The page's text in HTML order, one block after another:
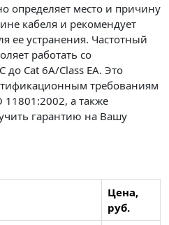
определяет место и причину
кабеля и рекомендует
ее устранения. Частотный
работать со
до Cat 6A/Class EA. Это
требованиям
11801:2002, а также
гарантию на Вашу
Цена,
руб.